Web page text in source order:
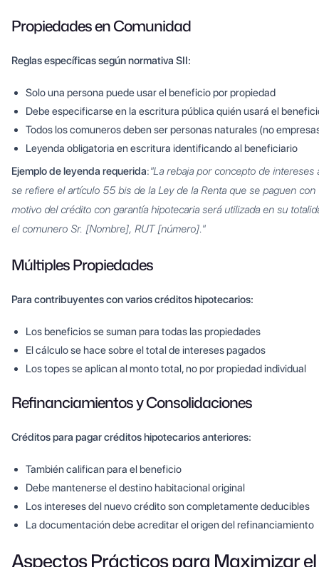
Propiedades en Comunidad
Reglas específicas según normativa SII:
Solo una persona puede usar el beneficio por propiedad
Debe especificarse en la escritura pública quién usará el
Todos los comuneros deben ser personas naturales (no
Leyenda obligatoria en escritura identificando al beneficiario
Ejemplo de leyenda requerida:"La rebaja por concepto de intereses
se refiere el artículo 55 bis de la Ley de la Renta que se paguen con
motivo del crédito con garantía hipotecaria será utilizada en su
el comunero Sr. [Nombre], RUT [número]."
Múltiples Propiedades
Para contribuyentes con varios créditos hipotecarios:
Los beneficios se suman para todas las propiedades
El cálculo se hace sobre el total de intereses pagados
Los topes se aplican al monto total, no por propiedad individual
Refinanciamientos y Consolidaciones
Créditos para pagar créditos hipotecarios anteriores:
También califican para el beneficio
Debe mantenerse el destino habitacional original
Los intereses del nuevo crédito son completamente deducibles
La documentación debe acreditar el origen del refinanciamiento
Aspectos Prácticos para Maximizar el